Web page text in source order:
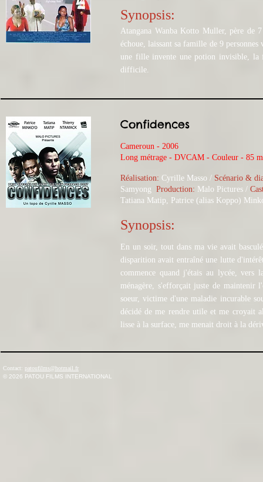
Synopsis:
Atangana Wanba Kotto Muller, père de
échoue, laissant sa famille de 9
une fille invente une potion invisible, la
difficile.
Confidences
Cameroun - 2006
Long métrage - DVCAM - Couleur - 85
Réalisation: Cyrille Masso / Scénario &
Samyong Production: Malo Pictures /
Tatiana Matip, Patrice (alias Koppo)
Synopsis:
En un soir, tout dans ma vie avait
disparition avait entraîné une lutte
commence quand j'étais au lycée, vers
ménagère, s'efforçait juste de maintenir
soeur, victime d'une maladie incurable
décidé de me rendre utile et me croyait
lisse à la surface, me menait droit à la
Contact: patoufilms@hotmail.fr
© 2026 PATOU FILMS INTERNATIONAL